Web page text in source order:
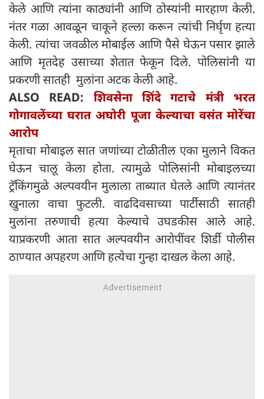
केले आणि त्यांना काठ्यांनी आणि ठोस्यांनी मारहाण केली.
नंतर गळा आवळून चाकूने हल्ला करून त्यांची निर्घृण हत्या
केली. त्यांचा जवळील मोबाईल आणि पैसे घेऊन पसार झाले
आणि मृतदेह उसाच्या शेतात फेकून दिले. पोलिसांनी या
प्रकरणी सातही मुलांना अटक केली आहे.
ALSO READ: शिवसेना शिंदे गटाचे मंत्री भरत
गोगावलेंच्या घरात अघोरी पूजा केल्याचा वसंत मोरेंचा
आरोप
मृताचा मोबाइल सात जणांच्या टोळीतील एका मुलाने विकत
घेऊन चालू केला होता. त्यामुळे पोलिसांनी मोबाइलच्या
ट्रॅकिंगमुळे अल्पवयीन मुलाला ताब्यात घेतले आणि त्यानंतर
खुनाला वाचा फुटली. वाढदिवसाच्या पार्टीसाठी सातही
मुलांना तरुणाची हत्या केल्याचे उघडकीस आले आहे.
याप्रकरणी आता सात अल्पवयीन आरोपींवर शिर्डी पोलीस
ठाण्यात अपहरण आणि हत्येचा गुन्हा दाखल केला आहे.